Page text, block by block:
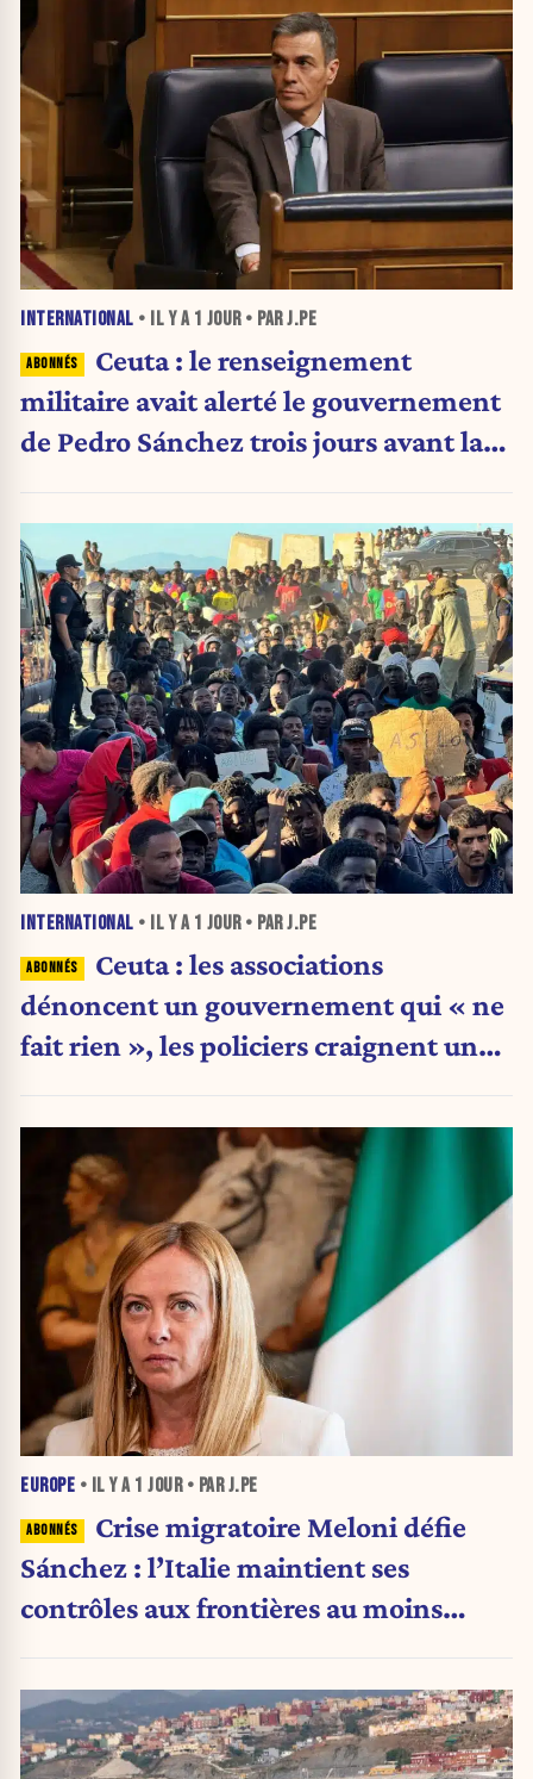
INTERNATIONAL • IL Y A 1 JOUR• PAR J.PE
Ceuta : le renseignement
militaire avait alerté le gouvernement
de Pedro Sánchez trois jours avant la
INTERNATIONAL • IL Y A 1 JOUR• PAR J.PE
Ceuta : les associations
dénoncent un gouvernement qui « ne
fait rien », les policiers craignent une
EUROPE • IL Y A 1 JOUR• PAR J.PE
Crise migratoire Meloni défie
Sánchez : l’Italie maintient ses
contrôles aux frontières au moins